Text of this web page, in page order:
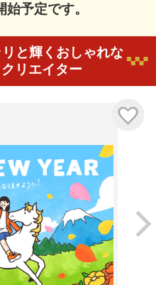
予定です。
と輝くおしゃれな
リエイター